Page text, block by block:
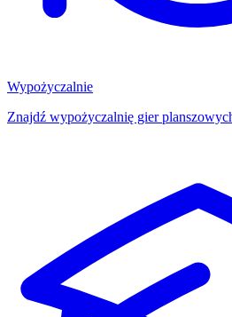
Wypożyczalnie
Znajdź wypożyczalnię gier